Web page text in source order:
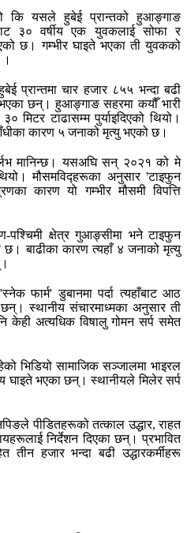
कि यसले हुबेई प्रान्तको हुआङ्गाङ
३० वर्षीय एक युवकलाई सोफा र
छ। गम्भीर घाइते भएका ती युवकको
प्रान्तमा चार हजार ८५५ भन्दा बढी
छन्। हुआङ्गाङ सहरमा कयौँ भारी
मिटर टाढासम्म पुर्याइदिएको थियो।
कारण ५ जनाको मृत्यु भएको छ।
मानिन्छ। यसअघि सन् २०२१ को मे
मौसमविद्हरूका अनुसार 'टाइफुन
कारण यो गम्भीर मौसमी विपत्ति
पश्चिमी क्षेत्र गुआङ्सीमा भने टाइफुन
बाढीका कारण त्यहाँ ४ जनाको मृत्यु
फार्म' डुबानमा पर्दा त्यहाँबाट आठ
स्थानीय संचारमाध्मका अनुसार ती
केही अत्यधिक विषालु गोमन सर्प समेत
भिडियो सामाजिक सञ्जालमा भाइरल
भएका छन्। स्थानीयले मिलेर सर्प
पीडितहरूको तत्काल उद्धार, राहत
निर्देशन दिएका छन्। प्रभावित
तीन हजार भन्दा बढी उद्धारकर्मीहरू